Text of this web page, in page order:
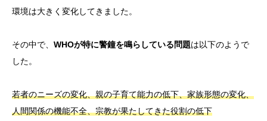
環境は大きく変化してきました。
その中で、 WHOが特に警鐘を鳴らしている問題は以下のようで
した。
若者のニーズの変化、親の子育て能力の低下、家族形態の変化、
人間関係の機能不全、宗教が果たしてきた役割の低下